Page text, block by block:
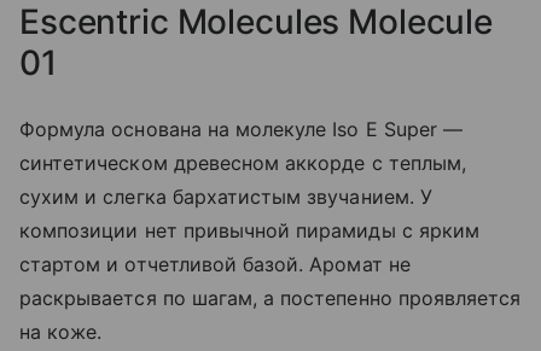
Escentric Molecules Molecule
01
Формула основана на молекуле Iso E Super —
синтетическом древесном аккорде с теплым,
сухим и слегка бархатистым звучанием. У
композиции нет привычной пирамиды с ярким
стартом и отчетливой базой. Аромат не
раскрывается по шагам, а постепенно проявляется
на коже.